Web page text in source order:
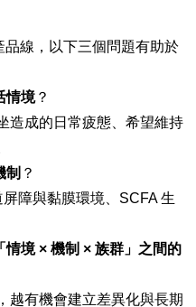
線，以下三個問題有助於
情境？
造成的日常疲態、希望維持
制 ？
障與黏膜環境、SCFA 生
情境 × 機制 × 族群」之間的
越有機會建立差異化與長期